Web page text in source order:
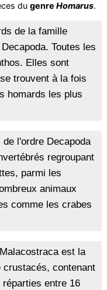
du genre Homarus.
de la famille
Toutes les
Elles sont
trouvent à la fois
homards les plus
l'ordre Decapoda
regroupant
parmi les
animaux
comme les crabes
est la
crustacés, contenant
entre 16